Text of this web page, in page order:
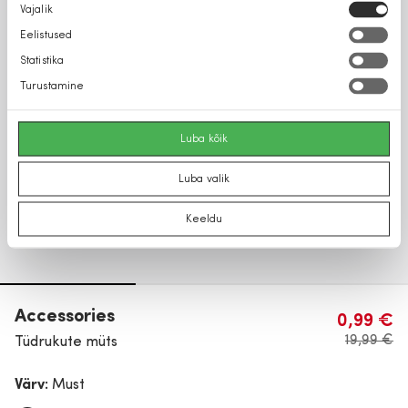
Nõusoleku
valik
Vajalik
Eelistused
Statistika
Turustamine
Luba kõik
Luba valik
Keeldu
Accessories
Tüdrukute müts
0,99 €
19,99 €
Värv: Must